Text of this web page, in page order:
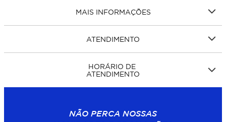
MAIS INFORMAÇÕES
ATENDIMENTO
HORÁRIO DE
ATENDIMENTO
NÃO PERCA NOSSAS